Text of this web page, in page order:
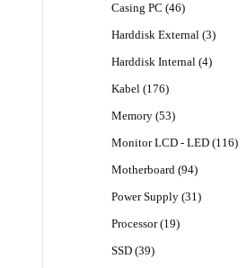
Casing PC 4646
Harddisk External 33
Harddisk Internal 44
Kabel 176176
Memory 5353
Monitor LCD - LED 116116
Motherboard 9494
Power Supply 3131
Processor 1919
SSD 3939